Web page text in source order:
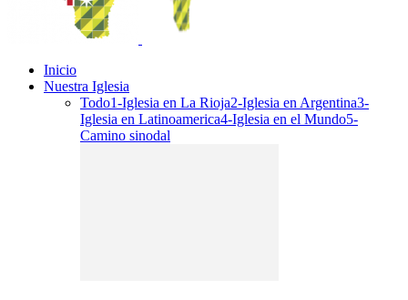
Inicio
Nuestra Iglesia
Todo1-Iglesia en La Rioja2-Iglesia en Argentina3-
Iglesia en Latinoamerica4-Iglesia en el Mundo5-
Camino sinodal